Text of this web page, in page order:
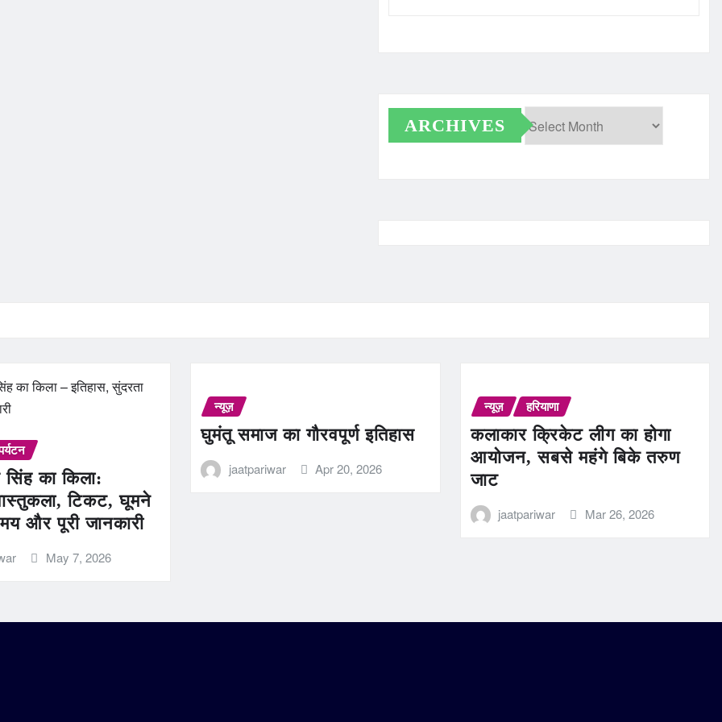
ARCHIVES
सिंह का किला:
टिकट, घूमने
और पूरी जानकारी
May 7, 2026
न्यूज़
घुमंतू समाज का गौरवपूर्ण इतिहास
jaatpariwar Apr 20, 2026
न्यूज़ हरियाणा
कलाकार क्रिकेट लीग का होगा
आयोजन, सबसे महंगे बिके तरुण
जाट
jaatpariwar Mar 26, 2026